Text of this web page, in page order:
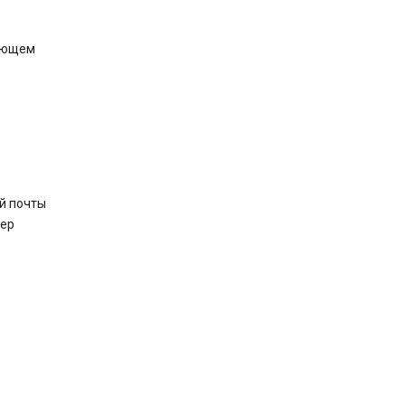
почты